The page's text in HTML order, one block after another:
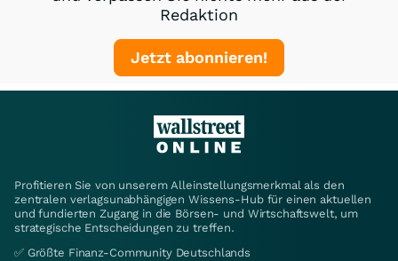
Redaktion
Jetzt abonnieren!
Profitieren Sie von unserem Alleinstellungsmerkmal als den
zentralen verlagsunabhängigen Wissens-Hub für einen aktuellen
und fundierten Zugang in die Börsen- und Wirtschaftswelt, um
strategische Entscheidungen zu treffen.
✅ Größte Finanz-Community Deutschlands